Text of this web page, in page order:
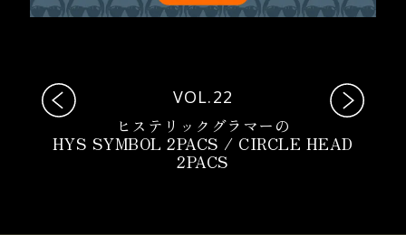
VOL.22
ヒステリックグラマーの
HYS SYMBOL 2PACS / CIRCLE HEAD
2PACS